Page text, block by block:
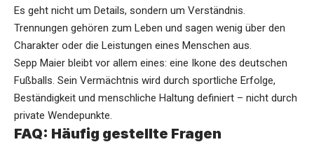
Es geht nicht um Details, sondern um Verständnis.
Trennungen gehören zum Leben und sagen wenig über den
Charakter oder die Leistungen eines Menschen aus.
Sepp Maier bleibt vor allem eines: eine Ikone des deutschen
Fußballs. Sein Vermächtnis wird durch sportliche Erfolge,
Beständigkeit und menschliche Haltung definiert – nicht durch
private Wendepunkte.
FAQ: Häufig gestellte Fragen